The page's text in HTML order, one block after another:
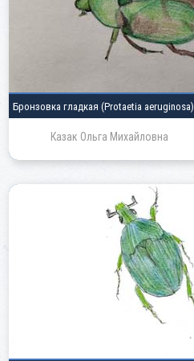
Бронзовка гладкая (Protaetia aeruginosa)
Казак Ольга Михайловна